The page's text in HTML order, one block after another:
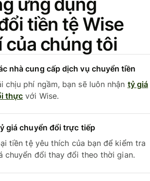
tiền tệ Wise
của chúng tôi
nhà cung cấp dịch vụ chuyển tiền
chịu phí ngầm, bạn sẽ luôn nhận tỷ giá
thực với Wise.
giá chuyển đổi trực tiếp
tiền tệ yêu thích của bạn để kiểm tra
chuyển đổi thay đổi theo thời gian.